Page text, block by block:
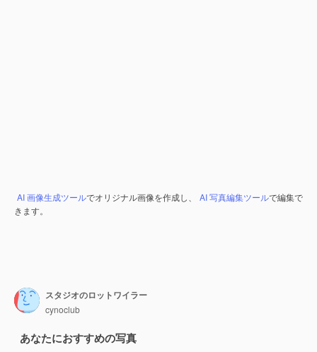
AI 画像生成ツールでオリジナル画像を作成し、 AI 写真編集ツールで編集で
きます。
スタジオのロットワイラー
cynoclub
あなたにおすすめの写真